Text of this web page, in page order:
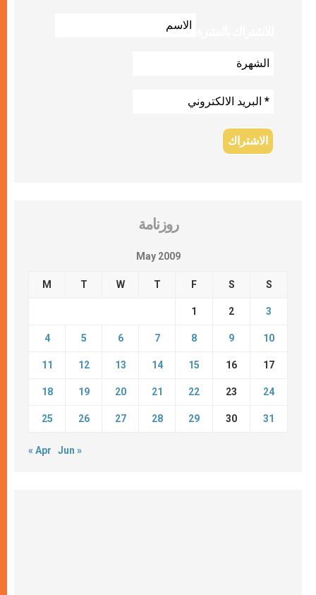
روزنامة
May 2009
M T W T F S S
1 2 3
4 5 6 7 8 9 10
11 12 13 14 15 16 17
18 19 20 21 22 23 24
25 26 27 28 29 30 31
« Apr Jun »